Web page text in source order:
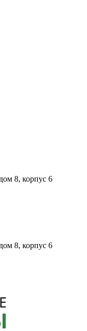
8, корпус 6
8, корпус 6